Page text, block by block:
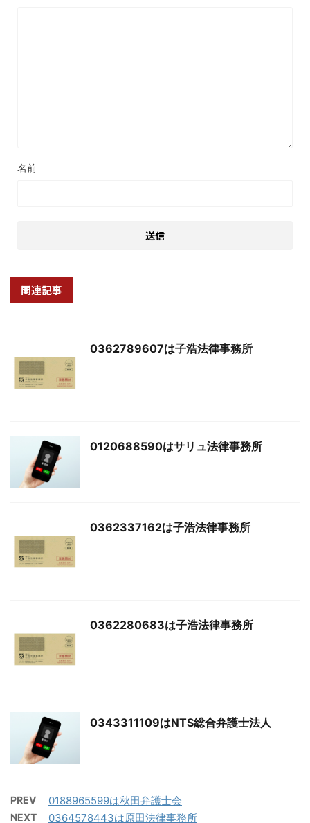
名前
関連記事
0362789607は子浩法律事務所
0120688590はサリュ法律事務所
0362337162は子浩法律事務所
0362280683は子浩法律事務所
0343311109はNTS総合弁護士法人
PREV 0188965599は秋田弁護士会
NEXT 0364578443は原田法律事務所